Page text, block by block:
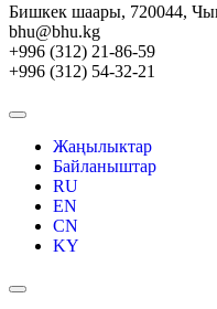
Бишкек шаары, 720044,
bhu@bhu.kg
+996 (312) 21-86-59
+996 (312) 54-32-21
Жаңылыктар
Байланыштар
RU
EN
CN
KY